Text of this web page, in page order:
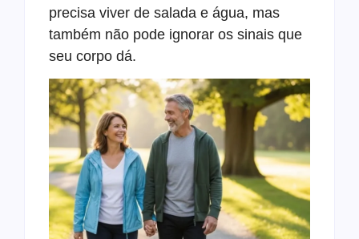
precisa viver de salada e água, mas
também não pode ignorar os sinais que
seu corpo dá.